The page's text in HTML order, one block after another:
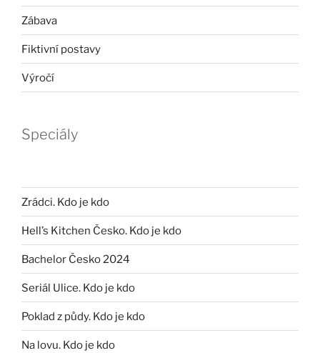
Zábava
Fiktivní postavy
Výročí
Speciály
Zrádci. Kdo je kdo
Hell’s Kitchen Česko. Kdo je kdo
Bachelor Česko 2024
Seriál Ulice. Kdo je kdo
Poklad z půdy. Kdo je kdo
Na lovu. Kdo je kdo